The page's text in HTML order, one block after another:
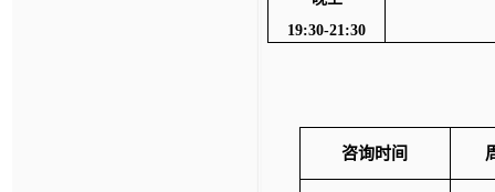
19:30-21:30
咨询时间